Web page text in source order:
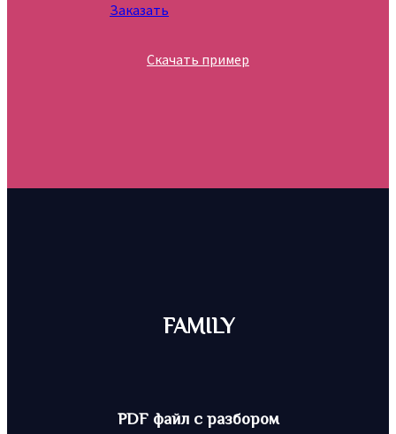
Заказать
Скачать пример
FAMILY
PDF файл с разбором